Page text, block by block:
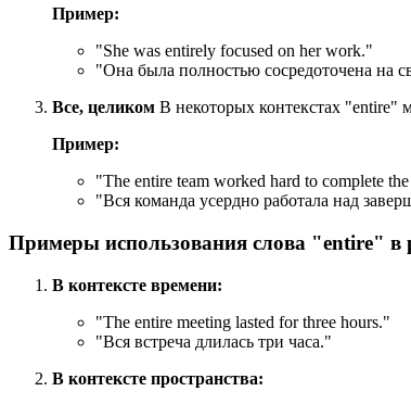
Пример:
"She was entirely focused on her work."
"Она была полностью сосредоточена на
Все, целиком В некоторых контекстах "entire"
Пример:
"The entire team worked hard to complete
"Вся команда усердно работала над
Примеры использования слова "entire" в
В контексте времени:
"The entire meeting lasted for three hours."
"Вся встреча длилась три часа."
В контексте пространства: